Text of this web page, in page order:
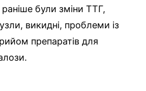
були зміни ТТГ,
викидні, проблеми із
препаратів для